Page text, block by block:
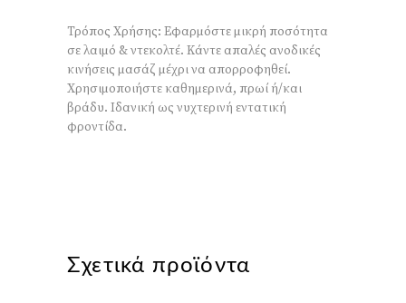
Τρόπος Χρήσης: Εφαρμόστε μικρή ποσότητα
σε λαιμό & ντεκολτέ. Κάντε απαλές ανοδικές
κινήσεις μασάζ μέχρι να απορροφηθεί.
Χρησιμοποιήστε καθημερινά, πρωί ή/και
βράδυ. Ιδανική ως νυχτερινή εντατική
φροντίδα.
Σχετικά προϊόντα